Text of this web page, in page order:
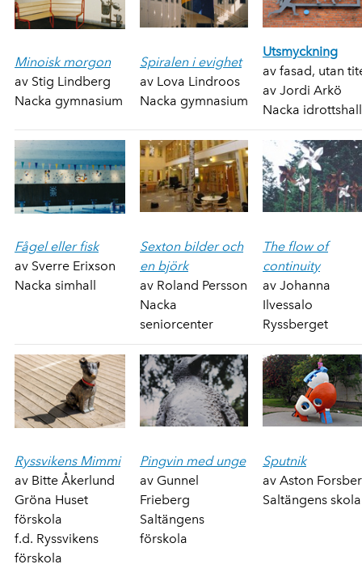
Minoisk morgon
av Stig Lindberg
Nacka gymnasium
Spiralen i evighet
av Lova Lindroos
Nacka gymnasium
Utsmyckning
av fasad, utan
av Jordi Arkö
Nacka idrottshall
Fågel eller fisk
av Sverre Erixson
Nacka simhall
Sexton bilder och
en björk
av Roland Persson
Nacka
seniorcenter
The flow of
continuity
av Johanna
Ilvessalo
Ryssberget
Ryssvikens Mimmi
av Bitte Åkerlund
Gröna Huset
förskola
f.d. Ryssvikens
förskola
Pingvin med unge
av Gunnel
Frieberg
Saltängens
förskola
Sputnik
av Aston
Saltängens skola